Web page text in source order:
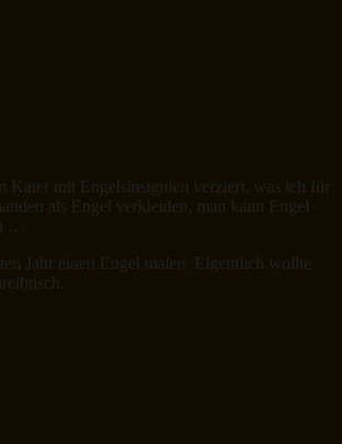
Kater mit Engelsinsignien verziert, was ich für
als Engel verkleiden, man kann Engel
…
Jahr einen Engel malen. Eigentlich wollte